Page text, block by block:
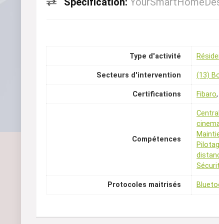
Type d'activité
Secteurs d'intervention (13)
Certifications Fibaro,
Compétences
Protocoles maitrisés